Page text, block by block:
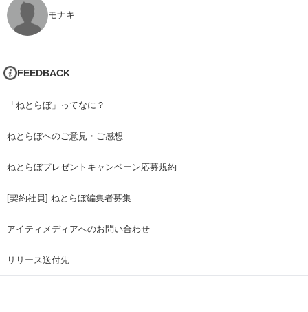
モナキ
FEEDBACK
「ねとらぼ」ってなに？
ねとらぼへのご意見・ご感想
ねとらぼプレゼントキャンペーン応募規約
[契約社員] ねとらぼ編集者募集
アイティメディアへのお問い合わせ
リリース送付先